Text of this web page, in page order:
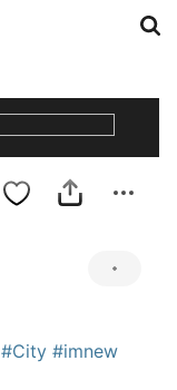
#City #imnew